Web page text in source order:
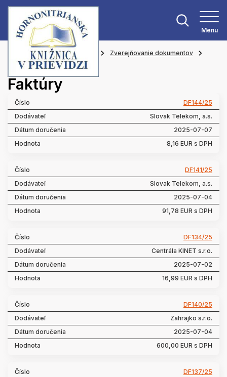
Menu
Hlavná stránka O knižnici
Zverejňovanie dokumentov
Faktúry
Faktúry
DF144/25
Slovak Telekom, a.s.
2025-07-07
8,16 EUR s DPH
DF141/25
Slovak Telekom, a.s.
2025-07-04
91,78 EUR s DPH
DF134/25
Centrála KINET s.r.o.
2025-07-02
16,99 EUR s DPH
DF140/25
Zahrajko s.r.o.
2025-07-04
600,00 EUR s DPH
DF137/25